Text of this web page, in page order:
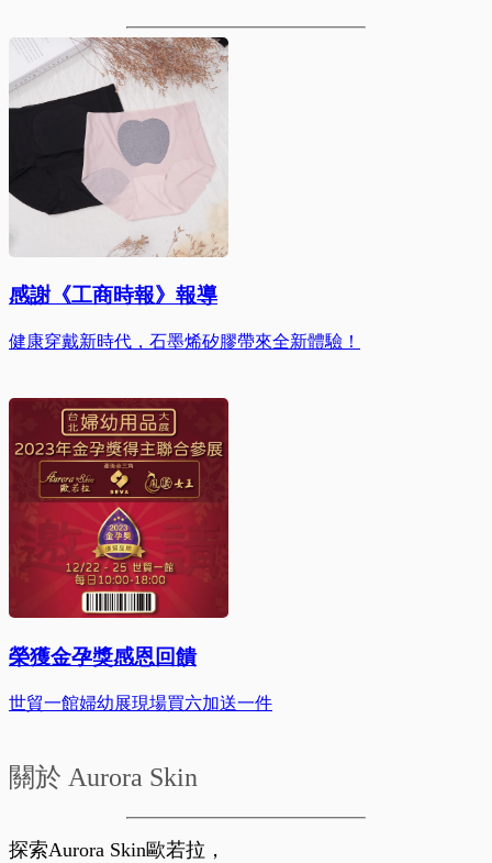
感謝《工商時報》報導
健康穿戴新時代，石墨烯矽膠帶來全新體驗！
榮獲金孕獎感恩回饋
世貿一館婦幼展現場買六加送一件
關於 Aurora Skin
探索Aurora Skin歐若拉，